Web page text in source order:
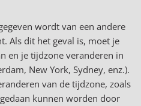
wordt van een andere
Als dit het geval is, moet je
en je tijdzone veranderen in
New York, Sydney, enz.).
van de tijdzone, zoals
kunnen worden door